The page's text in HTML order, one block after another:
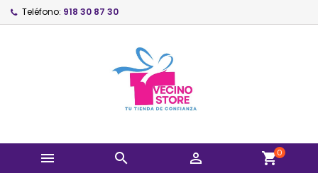
Teléfono: 918 30 87 30
   shopping_cart0